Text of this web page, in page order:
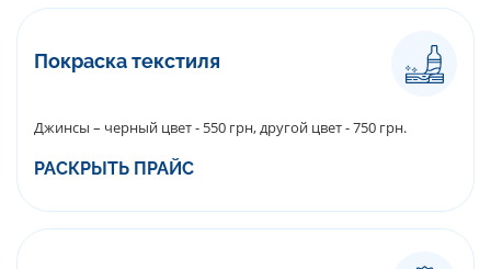
Покраска текстиля
Джинсы – черный цвет - 550 грн, другой цвет - 750 грн.
РАСКРЫТЬ ПРАЙС